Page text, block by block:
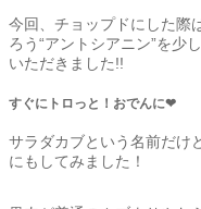
今回、チョップドにした際
ろう“アントシアニン”を少
いただきました!!
すぐにトロっと！おでんに❤︎
サラダカブという名前だけ
にもしてみました！